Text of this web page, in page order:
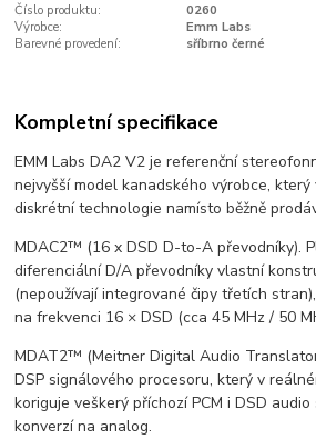
Číslo produktu:
0260
Výrobce:
Emm Labs
Barevné provedení:
sříbrno černé
Kompletní specifikace
EMM Labs DA2 V2 je referenční
nejvyšší model kanadského výrobce,
diskrétní technologie namísto běžně
MDAC2™ (16 x DSD D-to-A převodníky).
diferenciální D/A převodníky vlastní
(nepoužívají integrované čipy třetích
na frekvenci 16 × DSD (cca 45 MHz / 50
MDAT2™ (Meitner Digital Audio
DSP signálového procesoru, který v
koriguje veškerý příchozí PCM i DSD
konverzí na analog.